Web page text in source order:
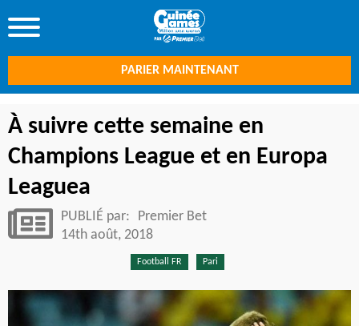
PARIER MAINTENANT
À suivre cette semaine en
Champions League et en Europa
Leaguea
PUBLIÉ par:
Premier Bet
14th août, 2018
Football FR Pari